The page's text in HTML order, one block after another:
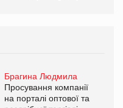
Брагина Людмила
Просування компанії
на порталі оптової та